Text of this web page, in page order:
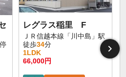
レグラス稲里 F
ＪＲ信越本線「川中島」駅
徒歩34分
1LDK
66,000円